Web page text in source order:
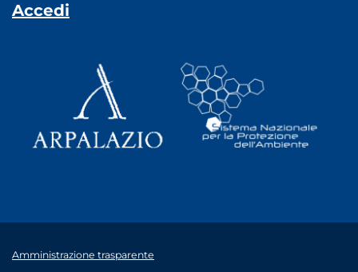
Accedi
Amministrazione trasparente